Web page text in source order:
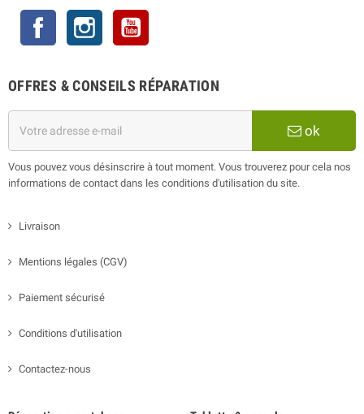
Facebook Instagram
OFFRES & CONSEILS RÉPARATION
ok
Vous pouvez vous désinscrire à tout moment. Vous trouverez pour cela nos
informations de contact dans les conditions d'utilisation du site.
Livraison
Mentions légales (CGV)
Paiement sécurisé
Conditions d'utilisation
Contactez-nous